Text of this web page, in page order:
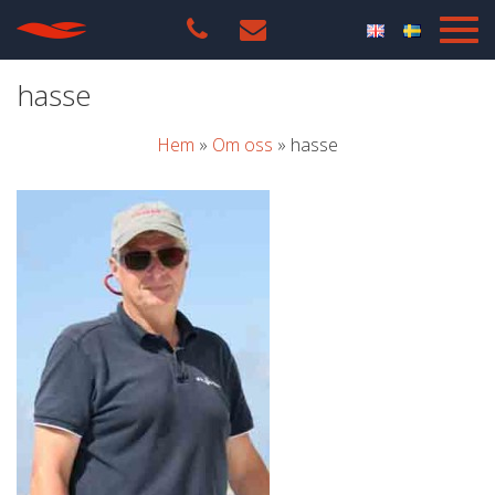
hasse
Hem » Om oss » hasse